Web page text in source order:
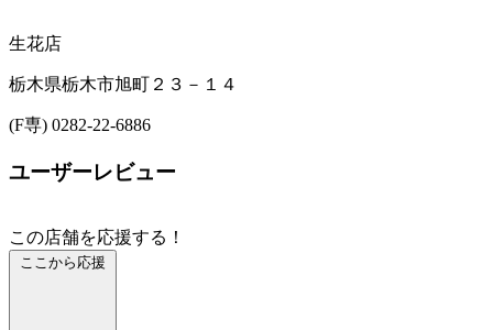
生花店
栃木県栃木市旭町２３－１４
(F専) 0282-22-6886
ユーザーレビュー
この店舗を応援する！
ここから応援